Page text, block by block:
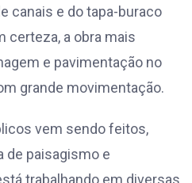
canais e do tapa-buraco
certeza, a obra mais
e pavimentação no
grande movimentação.
vem sendo feitos,
de paisagismo e
trabalhando em diversas